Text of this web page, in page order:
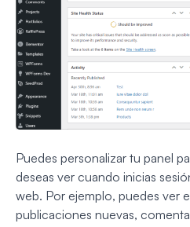
Puedes personalizar tu panel
deseas ver cuando inicias
web. Por ejemplo, puedes ver
publicaciones nuevas,